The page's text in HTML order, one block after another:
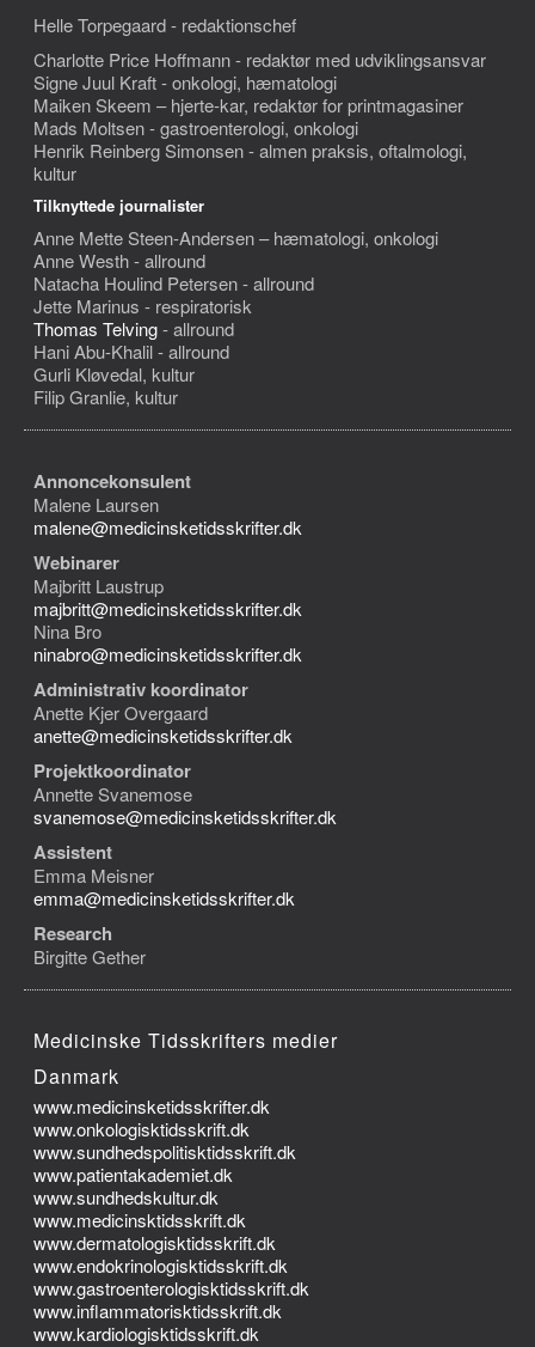
Helle Torpegaard - redaktionschef
Charlotte Price Hoffmann - redaktør med udviklingsansvar
Signe Juul Kraft - onkologi, hæmatologi
Maiken Skeem – hjerte-kar, redaktør for printmagasiner
Mads Moltsen - gastroenterologi, onkologi
Henrik Reinberg Simonsen - almen praksis, oftalmologi,
kultur
Tilknyttede journalister
Anne Mette Steen-Andersen – hæmatologi, onkologi
Anne Westh - allround
Natacha Houlind Petersen - allround
Jette Marinus - respiratorisk
Thomas Telving- allround
Hani Abu-Khalil - allround
Gurli Kløvedal, kultur
Filip Granlie, kultur
Annoncekonsulent
Malene Laursen
malene@medicinsketidsskrifter.dk
Webinarer
Majbritt Laustrup
majbritt@medicinsketidsskrifter.dk
Nina Bro
ninabro@medicinsketidsskrifter.dk
Administrativ koordinator
Anette Kjer Overgaard
anette@medicinsketidsskrifter.dk
Projektkoordinator
Annette Svanemose
svanemose@medicinsketidsskrifter.dk
Assistent
Emma Meisner
emma@medicinsketidsskrifter.dk
Research
Birgitte Gether
Medicinske Tidsskrifters medier
Danmark
www.medicinsketidsskrifter.dk
www.onkologisktidsskrift.dk
www.sundhedspolitisktidsskrift.dk
www.patientakademiet.dk
www.sundhedskultur.dk
www.medicinsktidsskrift.dk
www.dermatologisktidsskrift.dk
www.endokrinologisktidsskrift.dk
www.gastroenterologisktidsskrift.dk
www.inflammatorisktidsskrift.dk
www.kardiologisktidsskrift.dk